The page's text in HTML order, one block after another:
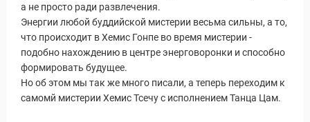
а не просто ради развлечения.
Энергии любой буддийской мистерии весьма сильны, а то,
что происходит в Хемис Гонпе во время мистерии -
подобно нахождению в центре энерговоронки и способно
формировать будущее.
Но об этом мы так же много писали, а теперь переходим к
самомй мистерии Хемис Тсечу с исполнением Танца Цам.